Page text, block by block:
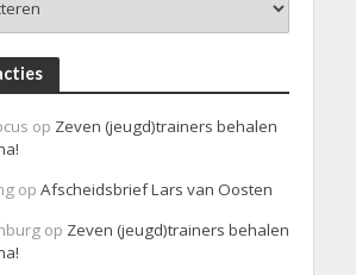
op Zeven (jeugd)trainers behalen
op Afscheidsbrief Lars van Oosten
op Zeven (jeugd)trainers behalen